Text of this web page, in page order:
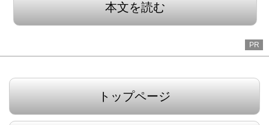
本文を読む
PR
トップページ